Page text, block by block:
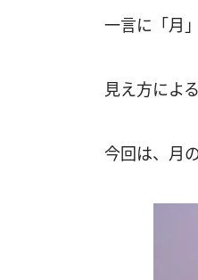
一言に「月
見え方によ
今回は、月